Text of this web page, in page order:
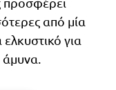
από μία
για
άμυνα.